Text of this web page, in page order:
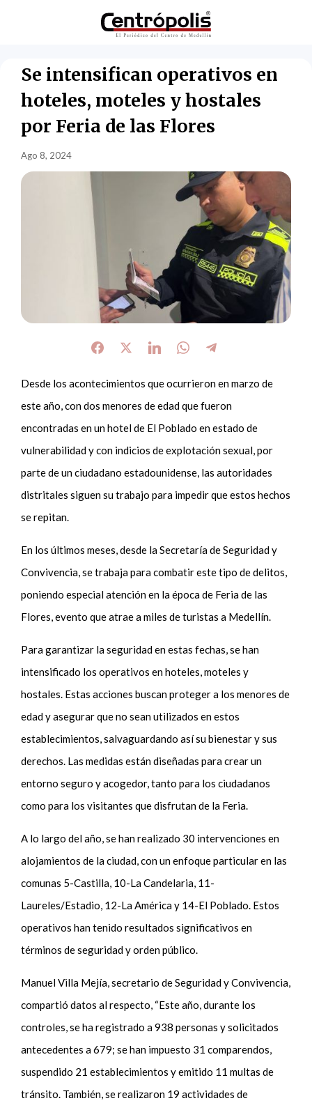
Se intensifican operativos en
hoteles, moteles y hostales
por Feria de las Flores
Ago 8, 2024
Desde los acontecimientos que ocurrieron en marzo de
este año, con dos menores de edad que fueron
encontradas en un hotel de El Poblado en estado de
vulnerabilidad y con indicios de explotación sexual, por
parte de un ciudadano estadounidense, las autoridades
distritales siguen su trabajo para impedir que estos hechos
se repitan.
En los últimos meses, desde la Secretaría de Seguridad y
Convivencia, se trabaja para combatir este tipo de delitos,
poniendo especial atención en la época de Feria de las
Flores, evento que atrae a miles de turistas a Medellín.
Para garantizar la seguridad en estas fechas, se han
intensificado los operativos en hoteles, moteles y
hostales. Estas acciones buscan proteger a los menores de
edad y asegurar que no sean utilizados en estos
establecimientos, salvaguardando así su bienestar y sus
derechos. Las medidas están diseñadas para crear un
entorno seguro y acogedor, tanto para los ciudadanos
como para los visitantes que disfrutan de la Feria.
A lo largo del año, se han realizado 30 intervenciones en
alojamientos de la ciudad, con un enfoque particular en las
comunas 5-Castilla, 10-La Candelaria, 11-
Laureles/Estadio, 12-La América y 14-El Poblado. Estos
operativos han tenido resultados significativos en
términos de seguridad y orden público.
Manuel Villa Mejía, secretario de Seguridad y Convivencia,
compartió datos al respecto, “Este año, durante los
controles, se ha registrado a 938 personas y solicitados
antecedentes a 679; se han impuesto 31 comparendos,
suspendido 21 establecimientos y emitido 11 multas de
tránsito. También, se realizaron 19 actividades de